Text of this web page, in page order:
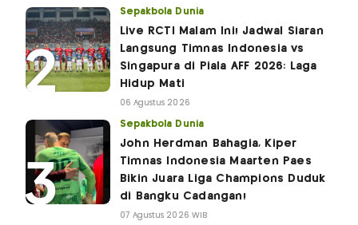
Sepakbola Dunia
Live RCTI Malam Ini! Jadwal Siaran
Langsung Timnas Indonesia vs
Singapura di Piala AFF 2026: Laga
Hidup Mati
06 Agustus 2026
Sepakbola Dunia
John Herdman Bahagia, Kiper
Timnas Indonesia Maarten Paes
Bikin Juara Liga Champions Duduk
di Bangku Cadangan!
07 Agustus 2026 WIB